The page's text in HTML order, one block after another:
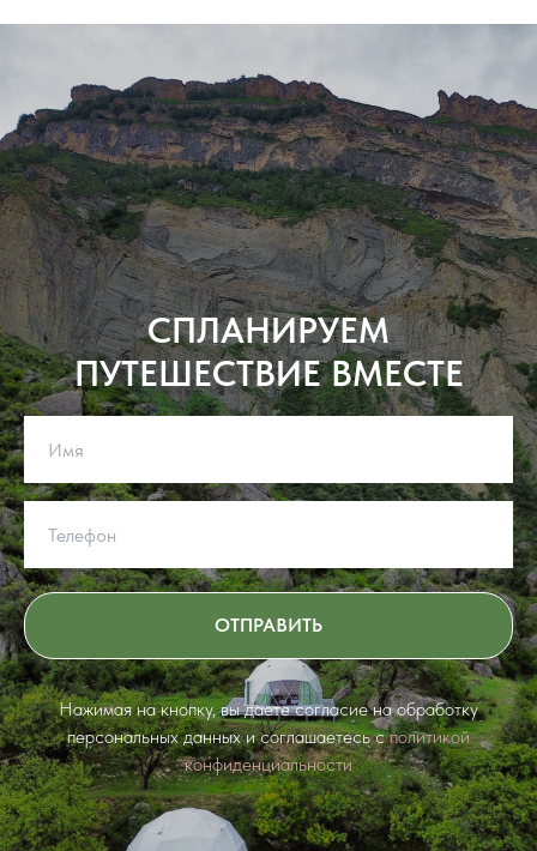
СПЛАНИРУЕМ
ПУТЕШЕСТВИЕ ВМЕСТЕ
ОТПРАВИТЬ
Нажимая на кнопку, вы даете согласие на обработку
персональных данных и соглашаетесь c политикой
конфиденциальности